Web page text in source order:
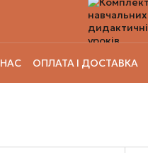
ОПЛАТА І ДОСТАВКА